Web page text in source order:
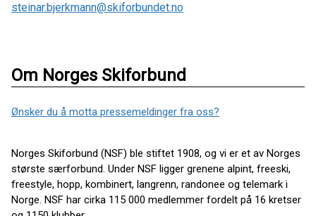
steinar.bjerkmann@skiforbundet.no
Om Norges Skiforbund
Ønsker du å motta pressemeldinger fra oss?
Norges Skiforbund (NSF) ble stiftet 1908, og vi er et av Norges
største særforbund. Under NSF ligger grenene alpint, freeski,
freestyle, hopp, kombinert, langrenn, randonee og telemark i
Norge. NSF har cirka 115 000 medlemmer fordelt på 16 kretser